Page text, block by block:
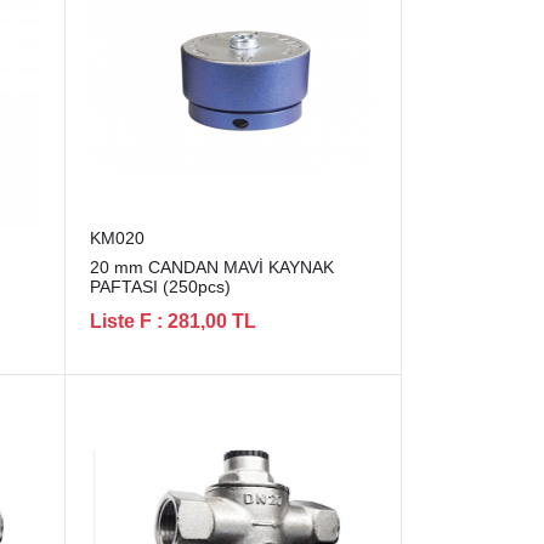
KM020
20 mm CANDAN MAVİ KAYNAK
PAFTASI (250pcs)
Liste F : 281,00 TL